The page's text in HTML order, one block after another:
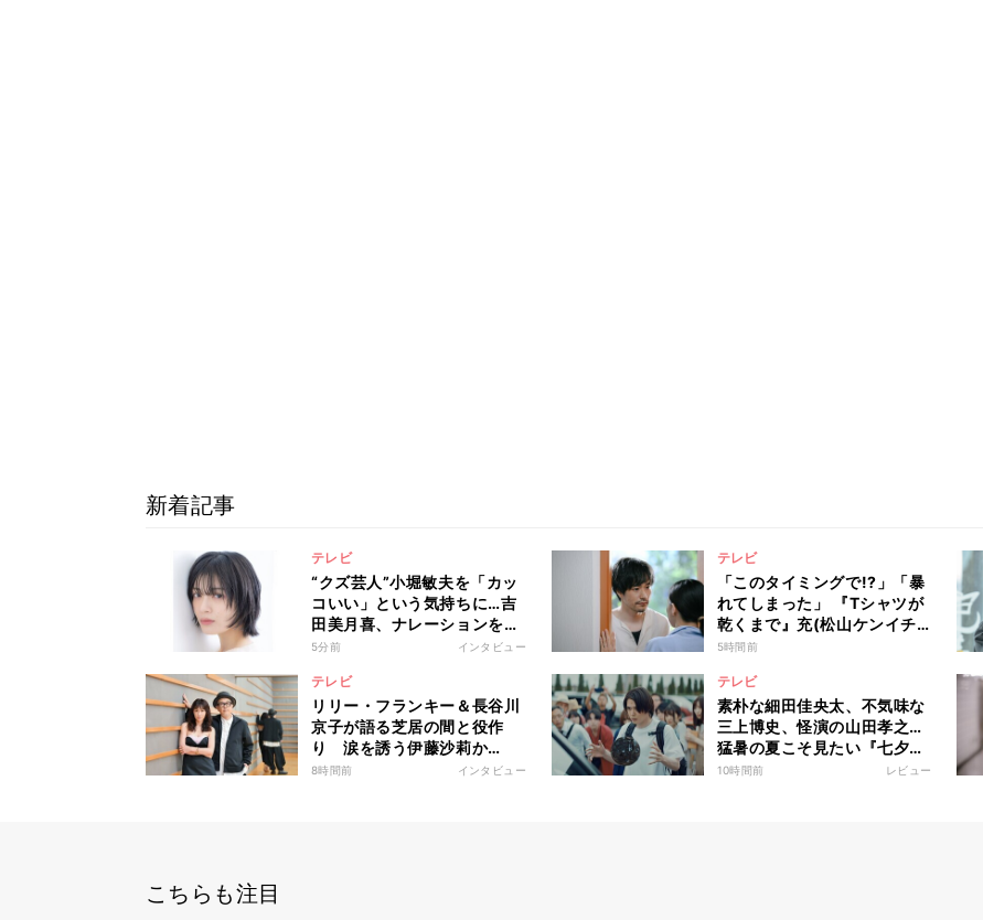
新着記事
テレビ
“クズ芸人”小堀敏夫を「カッ
コいい」という気持ちに…吉
田美月喜、ナレーションを通
して印象変化「あそこまで自
なかなかいない」
5分前 インタビュー
テレビ
「このタイミングで!?」「暴
れてしまった」 『Tシャツが
乾くまで』充(松山ケンイチ)
に衝撃、蒼井優の演技力に涙
5時間前
テレビ
リリー・フランキー＆長谷川
京子が語る芝居の間と役作
り 涙を誘う伊藤沙莉か
ら“究極”志賀勝まで
8時間前 インタビュー
テレビ
素朴な細田佳央太、不気味な
三上博史、怪演の山田孝之…
猛暑の夏こそ見たい『七夕の
国』不穏な世界にのみ込まれ
10時間前 レビュー
こちらも注目